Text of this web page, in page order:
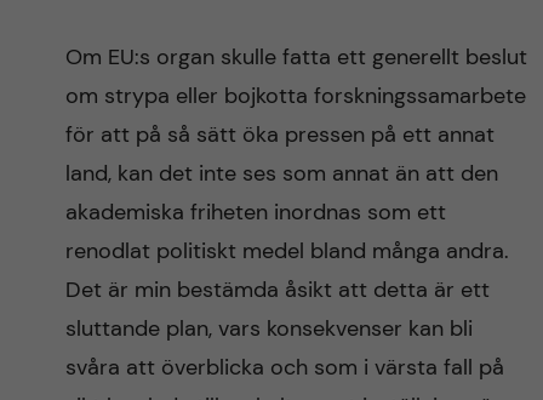
Om EU:s organ skulle fatta ett generellt beslut
om strypa eller bojkotta forskningssamarbete
för att på så sätt öka pressen på ett annat
land, kan det inte ses som annat än att den
akademiska friheten inordnas som ett
renodlat politiskt medel bland många andra.
Det är min bestämda åsikt att detta är ett
sluttande plan, vars konsekvenser kan bli
svåra att överblicka och som i värsta fall på